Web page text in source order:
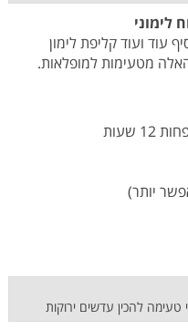
לימוני
עוד ועוד קליפת לימון
מטעימות למופלאות.
טעימה להכין עדשים ירוקות